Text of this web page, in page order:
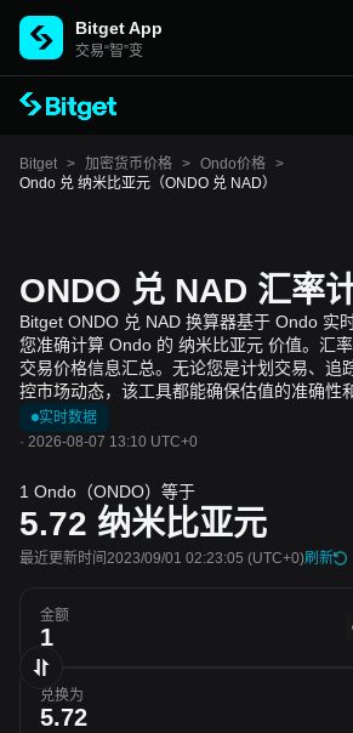
Bitget App
交易“智”变
Bitget > 加密货币价格 > Ondo价格 >
Ondo 兑 纳米比亚元（ONDO 兑 NAD）
ONDO 兑 NAD 汇率
Bitget ONDO 兑 NAD 换算器基于 Ondo 实
您准确计算 Ondo 的 纳米比亚元 价值。汇
交易价格信息汇总。无论您是计划交易、追
控市场动态，该工具都能确保估值的准确性
实时数据
· 2026-08-07 13:10 UTC+0
1 Ondo（ONDO）等于
5.72 纳米比亚元
最近更新时间2023/09/01 02:23:05 (UTC+0)刷新
金额
兑换为